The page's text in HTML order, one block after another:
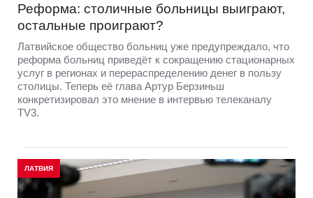
Реформа: столичные больницы выиграют,
остальные проиграют?
Латвийское общество больниц уже предупреждало, что
реформа больниц приведёт к сокращению стационарных
услуг в регионах и перераспределению денег в пользу
столицы. Теперь её глава Артур Берзиньш
конкретизировал это мнение в интервью телеканалу
TV3.
ЛАТВИЯ